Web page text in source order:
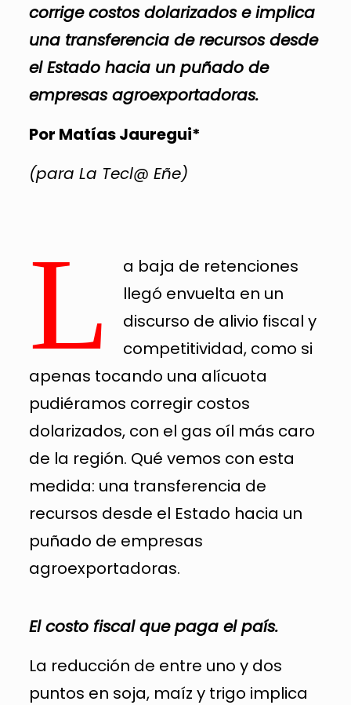
corrige costos dolarizados e implica
una transferencia de recursos desde
el Estado hacia un puñado de
empresas agroexportadoras.
Por Matías Jauregui*
(para La Tecl@ Eñe)
L
a baja de retenciones
llegó envuelta en un
discurso de alivio fiscal y
competitividad, como si
apenas tocando una alícuota
pudiéramos corregir costos
dolarizados, con el gas oíl más caro
de la región. Qué vemos con esta
medida: una transferencia de
recursos desde el Estado hacia un
puñado de empresas
agroexportadoras.
El costo fiscal que paga el país.
La reducción de entre uno y dos
puntos en soja, maíz y trigo implica